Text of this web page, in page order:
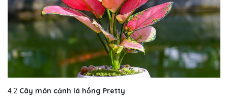
4.2 Cây môn cảnh lá hồng Pretty